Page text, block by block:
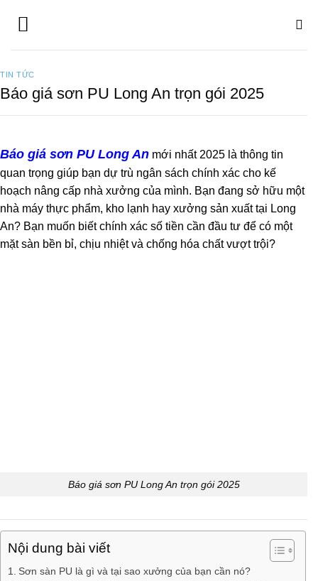
TIN TỨC
Báo giá sơn PU Long An trọn gói 2025
Báo giá sơn PU Long An mới nhất 2025 là thông tin
quan trọng giúp bạn dự trù ngân sách chính xác cho kế
hoạch nâng cấp nhà xưởng của mình. Bạn đang sở hữu một
nhà máy thực phẩm, kho lạnh hay xưởng sản xuất tại Long
An? Bạn muốn biết chính xác số tiền cần đầu tư để có một
mặt sàn bền bỉ, chịu nhiệt và chống hóa chất vượt trội?
Báo giá sơn PU Long An trọn gói 2025
Nội dung bài viết
Sơn sàn PU là gì và tại sao xưởng của bạn cần nó?